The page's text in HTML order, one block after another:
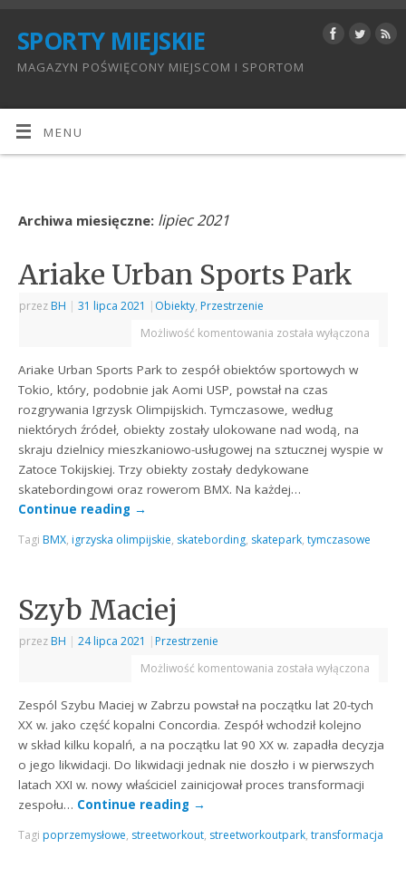
SPORTY MIEJSKIE
MAGAZYN POŚWIĘCONY MIEJSCOM I SPORTOM
MENU
Archiwa miesięczne: lipiec 2021
Ariake Urban Sports Park
przez BH | 31 lipca 2021 | Obiekty, Przestrzenie
Możliwość komentowania została wyłączona
Ariake Urban Sports Park to zespół obiektów sportowych w
Tokio, który, podobnie jak Aomi USP, powstał na czas
rozgrywania Igrzysk Olimpijskich. Tymczasowe, według
niektórych źródeł, obiekty zostały ulokowane nad wodą, na
skraju dzielnicy mieszkaniowo-usługowej na sztucznej wyspie w
Zatoce Tokijskiej. Trzy obiekty zostały dedykowane
skatebordingowi oraz rowerom BMX. Na każdej…
Continue reading →
Tagi BMX, igrzyska olimpijskie, skatebording, skatepark,tymczasowe
Szyb Maciej
przez BH | 24 lipca 2021 | Przestrzenie
Możliwość komentowania została wyłączona
Zespól Szybu Maciej w Zabrzu powstał na początku lat 20-tych
XX w. jako część kopalni Concordia. Zespół wchodził kolejno
w skład kilku kopalń, a na początku lat 90 XX w. zapadła decyzja
o jego likwidacji. Do likwidacji jednak nie doszło i w pierwszych
latach XXI w. nowy właściciel zainicjował proces transformacji
zespołu… Continue reading →
Tagi poprzemysłowe, streetworkout, streetworkoutpark,transformacja